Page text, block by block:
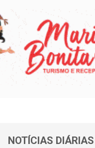
NOTÍCIAS DIÁRIAS